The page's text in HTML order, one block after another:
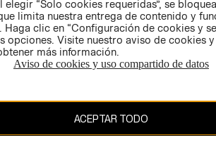
GIFT CARD
AVISO DE
“Solo cookies requeridas”, se
limita nuestra entrega de contenido y
Haga clic en “Configuración de cookies y
opciones. Visite nuestro aviso de cookies
más información.
Aviso de cookies y uso compartido de datos
ACEPTAR TODO